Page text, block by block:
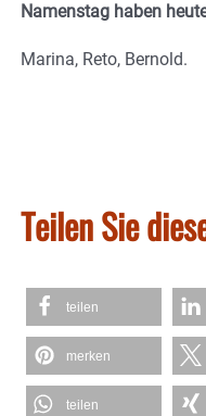
Namenstag haben
Marina, Reto, Bernold.
Teilen Sie
teilen
merken
teilen